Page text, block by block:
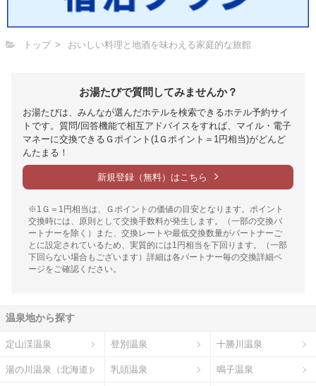
トップ おいしい料理と地酒を味わえる家庭的な旅館
お湯たびで質問してみませんか？
お湯たびは、みんなが選んだホテルを検索できるホテル予約サイ
トです。質問/回答機能で相互アドバイスをすれば、マイル・電子
マネーに交換できるＧポイント(1Ｇポイント＝1円相当)がどんど
んたまる！
新規登録（無料）はこちら
※1Ｇ＝1円相当は、Ｇポイントの価値の目安となります。ポイント
交換時には、原則として交換手数料が発生します。（一部の交換パ
ートナーを除く）また、交換レートや最低交換数量がパートナーご
とに設定されているため、実質的には1円相当を下回ります。（一部
下回らない場合もございます）詳細は各パートナー毎の交換詳細ペ
ージをご確認ください。
温泉地から探す
定山渓温泉 登別温泉 十勝川温泉
湯の川温泉（北海道） 乳頭温泉 鳴子温泉